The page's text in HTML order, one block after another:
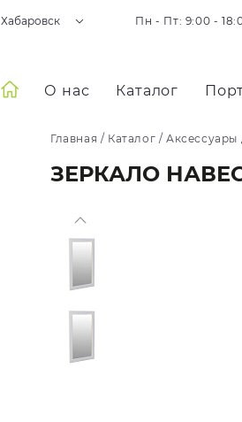
Хабаровск Пн - Пт: 9:00 -
О нас Каталог
Главная / Каталог /Аксессуары
ЗЕРКАЛО